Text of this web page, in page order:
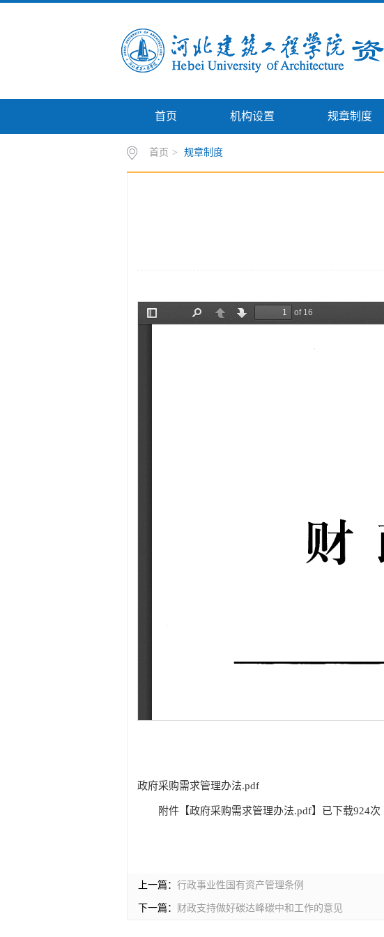
首页 机构设置 规章制度
首页 > 规章制度
政府采购需求管理办法.pdf
附件【政府采购需求管理办法.pdf】已下载924次
上一篇： 行政事业性国有资产管理条例
下一篇： 财政支持做好碳达峰碳中和工作的意见